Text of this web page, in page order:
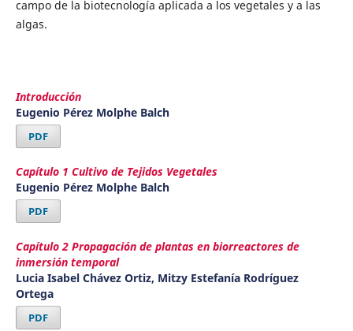
campo de la biotecnología aplicada a los vegetales y a las
algas.
Introducción
Eugenio Pérez Molphe Balch
PDF
Capítulo 1 Cultivo de Tejidos Vegetales
Eugenio Pérez Molphe Balch
PDF
Capítulo 2 Propagación de plantas en biorreactores de
inmersión temporal
Lucia Isabel Chávez Ortiz, Mitzy Estefanía Rodríguez
Ortega
PDF